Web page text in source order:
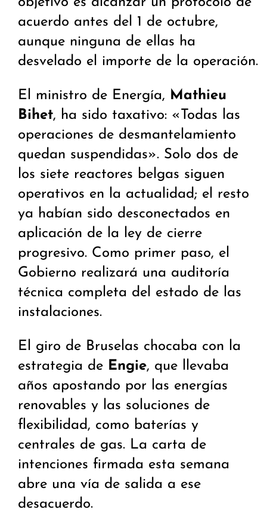
acuerdo antes del 1 de octubre,
aunque ninguna de ellas ha
desvelado el importe de la operación.
El ministro de Energía, Mathieu
Bihet, ha sido taxativo: «Todas las
operaciones de desmantelamiento
quedan suspendidas». Solo dos de
los siete reactores belgas siguen
operativos en la actualidad; el resto
ya habían sido desconectados en
aplicación de la ley de cierre
progresivo. Como primer paso, el
Gobierno realizará una auditoría
técnica completa del estado de las
instalaciones.
El giro de Bruselas chocaba con la
estrategia de Engie, que llevaba
años apostando por las energías
renovables y las soluciones de
flexibilidad, como baterías y
centrales de gas. La carta de
intenciones firmada esta semana
abre una vía de salida a ese
desacuerdo.